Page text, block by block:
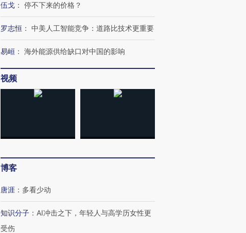
伍戈 ： 停不下来的价格？
罗志恒 ： 中美人工智能竞争：道路比技术更重要
易峘 ： 海外能源供给缺口对中国的影响
视频
博客
唐涯 ： 多看少动
知识分子 ： AI冲击之下，年轻人与高学历女性更
受伤